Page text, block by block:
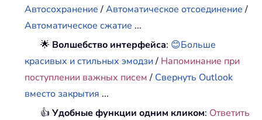
Автосохранение/Автоматическое отсоединение/
Автоматическое сжатие ...
🌟 Волшебство интерфейса: 😊Больше
красивых и стильных эмодзи/ Напоминание при
поступлении важных писем/ Свернуть Outlook
вместо закрытия ...
👍Удобные функции одним кликом: Ответить